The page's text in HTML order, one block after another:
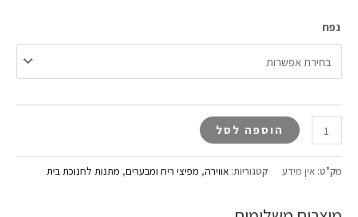
נפח
הוספה לסל
מק"ט: אין מידע קטגוריות: אווירה, מפיצי ריח ומבערים, מתנות לחנוכת בית